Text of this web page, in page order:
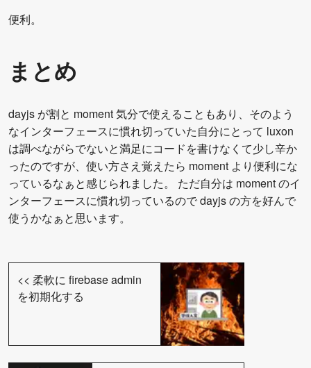
便利。
まとめ
dayjs が割と moment 気分で使えることもあり、そのよう
なインターフェースに慣れ切っていた自分にとって luxon
は調べながらでないと満足にコードを書けなくて少し辛か
ったのですが、使い方さえ覚えたら moment より便利にな
っているなぁと感じられました。 ただ自分は moment のイ
ンターフェースに慣れ切っているので dayjs の方を好んで
使うかなぁと思います。
<< 柔軟に firebase admin
を初期化する